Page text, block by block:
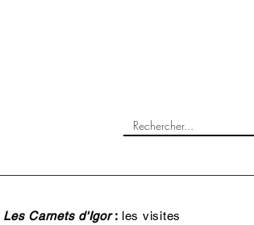
Les Carnets d'Igor: les visites